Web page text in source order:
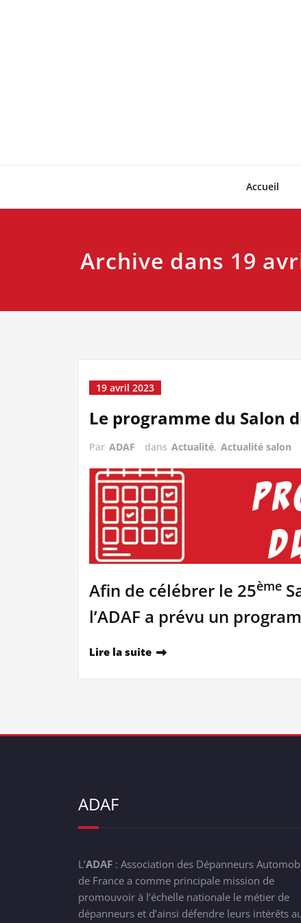
Accueil
Archive dans 19
19 avril 2023
Le programme du Salon
Par ADAF dans Actualité, Actualité salon
Afin de célébrer le 25ème
l’ADAF a prévu un
Lire la suite
ADAF
L’ADAF : Association des Dépanneurs
de France a comme principale mission de
promouvoir à l’échelle nationale le métier de
dépanneurs et d’ainsi défendre leurs intérêts